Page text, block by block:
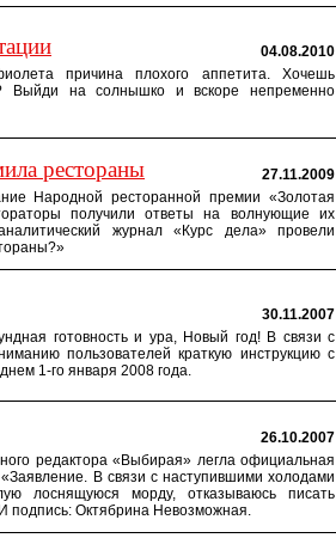
04.08.2010
причина плохого аппетита. Хочешь
Выйди на солнышко и вскоре непременно
рестораны
27.11.2009
Народной ресторанной премии «Золотая
получили ответы на волнующие их
журнал «Курс дела» провели
30.11.2007
готовность и ура, Новый год! В связи с
пользователей краткую инструкцию с
1-го января 2008 года.
26.10.2007
редактора «Выбирая» легла официальная
В связи с наступившими холодами
лоснящуюся морду, отказываюсь писать
подпись: Октябрина Невозможная.